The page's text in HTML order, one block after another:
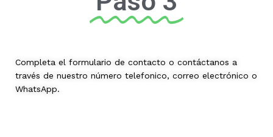
Completa el formulario de contacto o contáctanos a
través de nuestro número telefonico, correo electrónico o
WhatsApp.